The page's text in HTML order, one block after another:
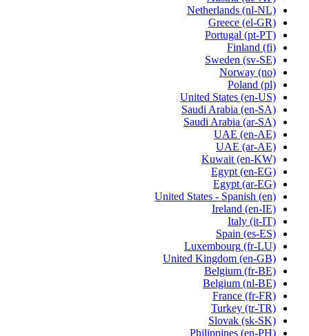
Netherlands (nl-NL)
Greece (el-GR)
Portugal (pt-PT)
Finland (fi)
Sweden (sv-SE)
Norway (no)
Poland (pl)
United States (en-US)
Saudi Arabia (en-SA)
Saudi Arabia (ar-SA)
UAE (en-AE)
UAE (ar-AE)
Kuwait (en-KW)
Egypt (en-EG)
Egypt (ar-EG)
United States - Spanish (en)
Ireland (en-IE)
Italy (it-IT)
Spain (es-ES)
Luxembourg (fr-LU)
United Kingdom (en-GB)
Belgium (fr-BE)
Belgium (nl-BE)
France (fr-FR)
Turkey (tr-TR)
Slovak (sk-SK)
Philippines (en-PH)